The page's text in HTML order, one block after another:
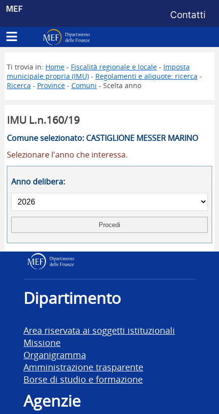
MEF Menu di
Contatti
Apri menu principale
Dipartimento delle Finanze
Ti trovia in: Home- Fiscalità regionale e locale- Imposta
municipale propria (IMU)- Regolamenti e aliquote: ricerca -
Ricerca - Province- Comuni - Scelta anno
IMU L.n.160/19
Comune selezionato: CASTIGLIONE MESSER MARINO
Selezionare l'anno che interessa.
Anno delibera:
Dipartimento delle
Dipartimento
Area riservata ai soggetti istituzionali
Missione
Organigramma
Amministrazione trasparente
Borse di studio e formazione
Agenzie